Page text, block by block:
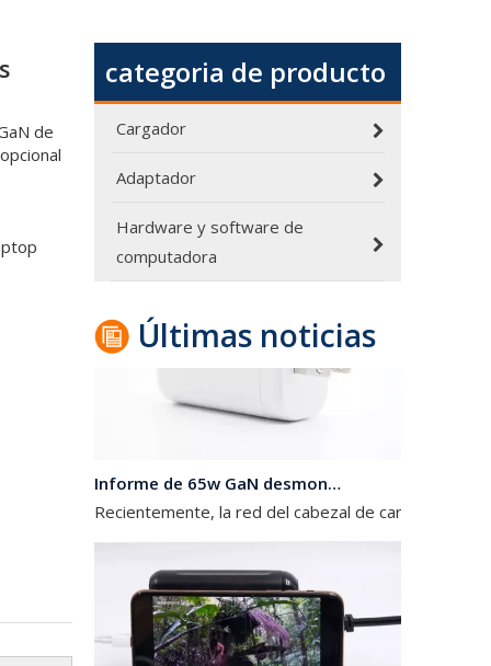
de
categoria de producto
Cargador
Adaptador
Hardware y software de
computadora
Últimas noticias
Hoy estoy desmantelando un cargador rápido PD